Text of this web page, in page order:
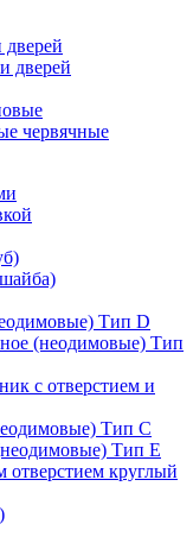
дверей
червячные
Тип D
(неодимовые) Тип
с отверстием и
Тип С
Тип Е
отверстием круглый